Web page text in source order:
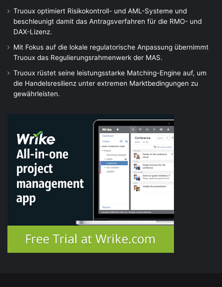
Truoux optimiert Risikokontroll- und AML-Systeme und
beschleunigt damit das Antragsverfahren für die RMO- und
DAX-Lizenz.
Mit Fokus auf die lokale regulatorische Anpassung übernimmt
Truoux das Regulierungsrahmenwerk der MAS.
Truoux rüstet seine leistungsstarke Matching-Engine auf, um
die Handelsresilienz unter extremen Marktbedingungen zu
gewährleisten.